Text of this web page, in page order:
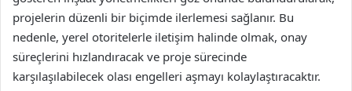
projelerin düzenli bir biçimde ilerlemesi sağlanır. Bu
nedenle, yerel otoritelerle iletişim halinde olmak, onay
süreçlerini hızlandıracak ve proje sürecinde
karşılaşılabilecek olası engelleri aşmayı kolaylaştıracaktır.